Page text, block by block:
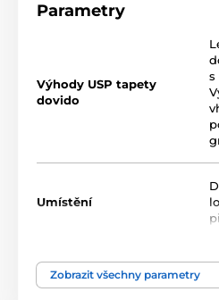
poutavý a dominantní prvek
. Díky
technologii vynikají
stálostí.
Rozměr tapety v roli (šířka x
plynule navazuje. Každá role
Parametry
Výhody USP tapety
dovido
s
Umístění
Barva
Zobrazit všechny parametry